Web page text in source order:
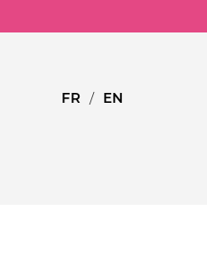
to
FR EN